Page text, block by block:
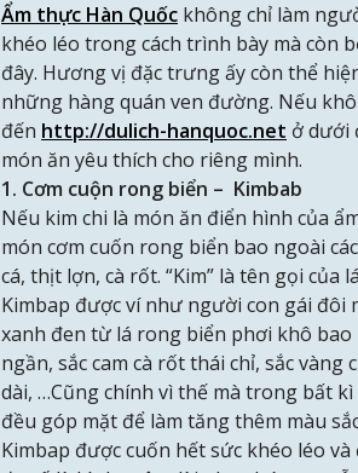
Ẩm thực Hàn Quốc không chỉ làm
khéo léo trong cách trình bày mà còn
đây. Hương vị đặc trưng ấy còn thể
những hàng quán ven đường. Nếu
đến http://dulich-hanquoc.net ở dưới
món ăn yêu thích cho riêng mình.
1. Cơm cuộn rong biển – Kimbab
Nếu kim chi là món ăn điển hình của
món cơm cuốn rong biển bao ngoài
cá, thịt lợn, cà rốt. “Kim” là tên gọi của
Kimbap được ví như người con gái đôi
xanh đen từ lá rong biển phơi khô
ngần, sắc cam cà rốt thái chỉ, sắc
dài, …Cũng chính vì thế mà trong bất
đều góp mặt để làm tăng thêm màu
Kimbap được cuốn hết sức khéo léo